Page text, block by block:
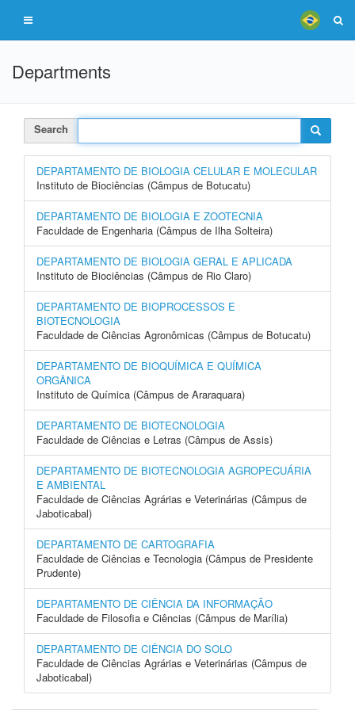
Departments
Search
DEPARTAMENTO DE BIOLOGIA CELULAR E MOLECULAR
Instituto de Biociências (Câmpus de Botucatu)
DEPARTAMENTO DE BIOLOGIA E ZOOTECNIA
Faculdade de Engenharia (Câmpus de Ilha Solteira)
DEPARTAMENTO DE BIOLOGIA GERAL E APLICADA
Instituto de Biociências (Câmpus de Rio Claro)
DEPARTAMENTO DE BIOPROCESSOS E
BIOTECNOLOGIA
Faculdade de Ciências Agronômicas (Câmpus de Botucatu)
DEPARTAMENTO DE BIOQUÍMICA E QUÍMICA
ORGÂNICA
Instituto de Química (Câmpus de Araraquara)
DEPARTAMENTO DE BIOTECNOLOGIA
Faculdade de Ciências e Letras (Câmpus de Assis)
DEPARTAMENTO DE BIOTECNOLOGIA AGROPECUÁRIA
E AMBIENTAL
Faculdade de Ciências Agrárias e Veterinárias (Câmpus de
Jaboticabal)
DEPARTAMENTO DE CARTOGRAFIA
Faculdade de Ciências e Tecnologia (Câmpus de Presidente
Prudente)
DEPARTAMENTO DE CIÊNCIA DA INFORMAÇÃO
Faculdade de Filosofia e Ciências (Câmpus de Marília)
DEPARTAMENTO DE CIÊNCIA DO SOLO
Faculdade de Ciências Agrárias e Veterinárias (Câmpus de
Jaboticabal)